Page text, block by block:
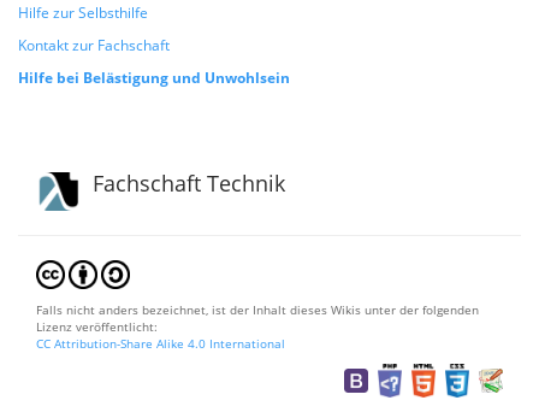
Hilfe zur Selbsthilfe
Kontakt zur Fachschaft
Hilfe bei Belästigung und Unwohlsein
Fachschaft Technik
Falls nicht anders bezeichnet, ist der Inhalt dieses Wikis unter der folgenden
Lizenz veröffentlicht:
CC Attribution-Share Alike 4.0 International